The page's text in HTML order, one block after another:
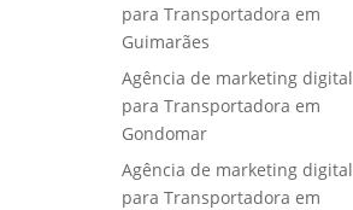
para Transportadora em
Guimarães
Agência de marketing digital
para Transportadora em
Gondomar
Agência de marketing digital
para Transportadora em